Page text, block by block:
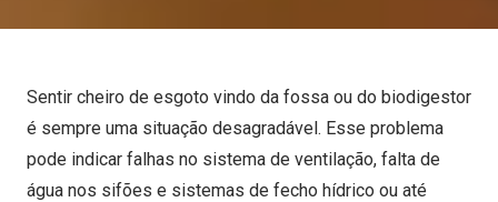
Sentir cheiro de esgoto vindo da fossa ou do biodigestor
é sempre uma situação desagradável. Esse problema
pode indicar falhas no sistema de ventilação, falta de
água nos sifões e sistemas de fecho hídrico ou até